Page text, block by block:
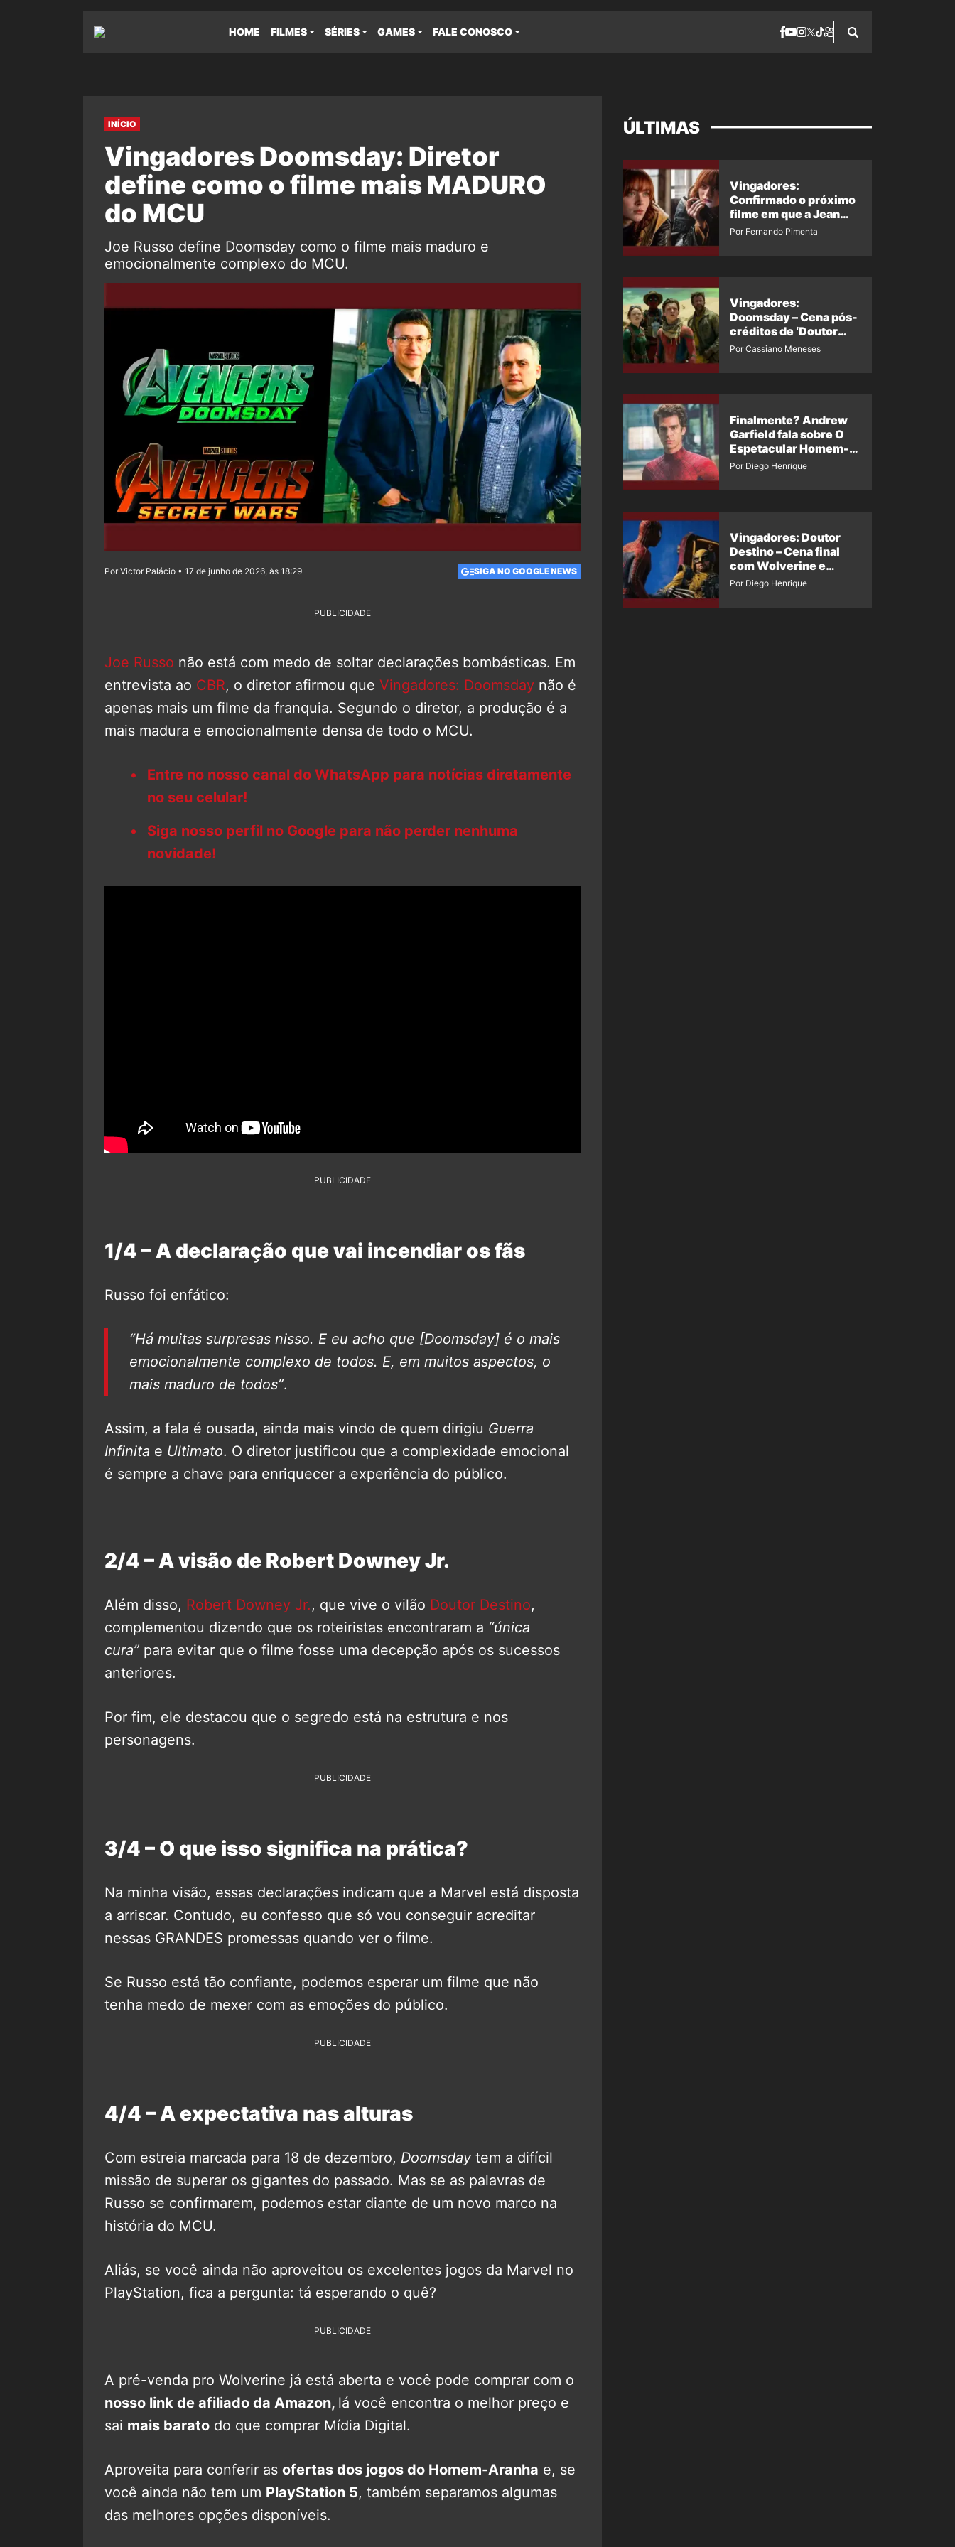
HOME FILMES SÉRIES GAMES FALE CONOSCO
INÍCIO
Vingadores Doomsday: Diretor
define como o filme mais MADURO
do MCU
Joe Russo define Doomsday como o filme mais maduro e
emocionalmente complexo do MCU.
Por Victor Palácio • 17 de junho de 2026, às 18:29 SIGA NO GOOGLE NEWS
PUBLICIDADE
Joe Russo não está com medo de soltar declarações bombásticas. Em
entrevista ao CBR, o diretor afirmou que Vingadores: Doomsday não é
apenas mais um filme da franquia. Segundo o diretor, a produção é a
mais madura e emocionalmente densa de todo o MCU.
Entre no nosso canal do WhatsApp para notícias diretamente
no seu celular!
Siga nosso perfil no Google para não perder nenhuma
novidade!
PUBLICIDADE
1/4 – A declaração que vai incendiar os fãs
Russo foi enfático:
“Há muitas surpresas nisso. E eu acho que [Doomsday] é o mais
emocionalmente complexo de todos. E, em muitos aspectos, o
mais maduro de todos”.
Assim, a fala é ousada, ainda mais vindo de quem dirigiu Guerra
Infinita e Ultimato. O diretor justificou que a complexidade emocional
é sempre a chave para enriquecer a experiência do público.
2/4 – A visão de Robert Downey Jr.
Além disso, Robert Downey Jr., que vive o vilão Doutor Destino,
complementou dizendo que os roteiristas encontraram a “única
cura” para evitar que o filme fosse uma decepção após os sucessos
anteriores.
Por fim, ele destacou que o segredo está na estrutura e nos
personagens.
PUBLICIDADE
3/4 – O que isso significa na prática?
Na minha visão, essas declarações indicam que a Marvel está disposta
a arriscar. Contudo, eu confesso que só vou conseguir acreditar
nessas GRANDES promessas quando ver o filme.
Se Russo está tão confiante, podemos esperar um filme que não
tenha medo de mexer com as emoções do público.
PUBLICIDADE
4/4 – A expectativa nas alturas
Com estreia marcada para 18 de dezembro, Doomsday tem a difícil
missão de superar os gigantes do passado. Mas se as palavras de
Russo se confirmarem, podemos estar diante de um novo marco na
história do MCU.
Aliás, se você ainda não aproveitou os excelentes jogos da Marvel no
PlayStation, fica a pergunta: tá esperando o quê?
PUBLICIDADE
A pré-venda pro Wolverine já está aberta e você pode comprar com o
nosso link de afiliado da Amazon, lá você encontra o melhor preço e
sai mais barato do que comprar Mídia Digital.
Aproveita para conferir as ofertas dos jogos do Homem-Aranha e, se
você ainda não tem um PlayStation 5, também separamos algumas
das melhores opções disponíveis.
ÚLTIMAS
Vingadores:
Confirmado o próximo
filme em que a Jean
Grey irá aparecer
Por Fernando Pimenta
Vingadores:
Doomsday – Cena pós-
créditos de ‘Doutor
Destino’ é revelada
Por Cassiano Meneses
Finalmente? Andrew
Garfield fala sobre O
Espetacular Homem-
Aranha 3
Por Diego Henrique
Vingadores: Doutor
Destino – Cena final
com Wolverine e
Homem-Aranha de
Por Diego Henrique